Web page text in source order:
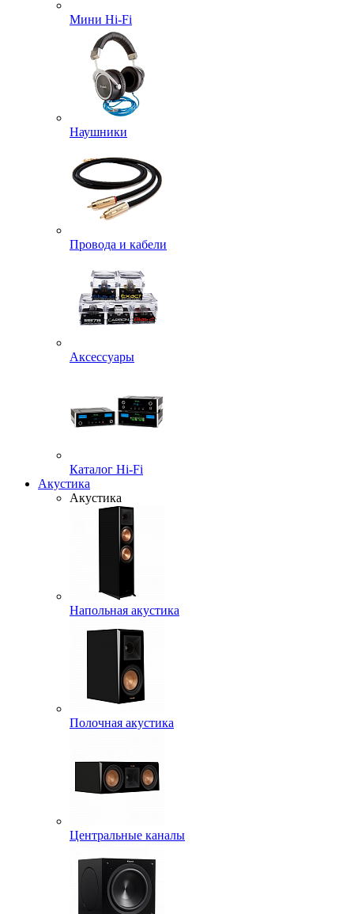
Мини Hi-Fi
Наушники
Провода и кабели
Аксессуары
Каталог Hi-Fi
Акустика
Акустика
Напольная акустика
Полочная акустика
Центральные каналы